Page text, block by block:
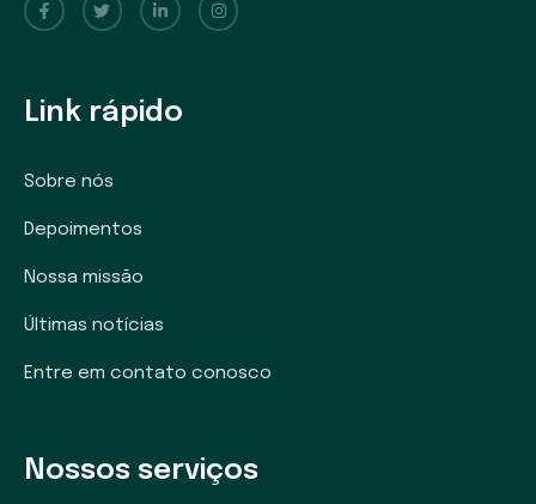
Link rápido
Sobre nós
Depoimentos
Nossa missão
Últimas notícias
Entre em contato conosco
Nossos serviços